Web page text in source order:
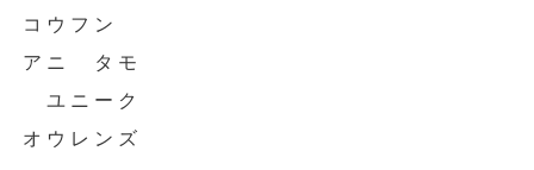
コ ウ フ ン
ア ニ タ モ
ユ ニ ー ク
オ ウ レ ン ズ